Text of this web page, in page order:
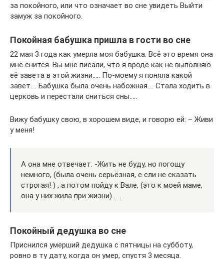
за покойного, или что означает во сне увидеть Выйти
замуж за покойного.
Покойная бабушка пришла в гости во сне
22 мая 3 года как умерла моя бабушка. Всё это время она
мне снится. Вы мне писали, что я вроде как не выполняю
её завета в этой жизни….. По-моему я поняла какой
завет…. Бабушка была очень набожная…. Стала ходить в
церковь и перестали сниться сны…..
Вижу бабушку свою, в хорошем виде, и говорю ей: – Живи
у меня!
А она мне отвечает: -Жить не буду, но погощу
немного, (была очень серьёзная, е сли не сказать
строгая! ) , а потом пойду к Вале, (это к моей маме,
она у них жила при жизни) …..
Покойный дедушка во сне
Приснился умерший дедушка с пятницы на субботу,
ровно в ту дату, когда он умер, спустя 3 месяца.